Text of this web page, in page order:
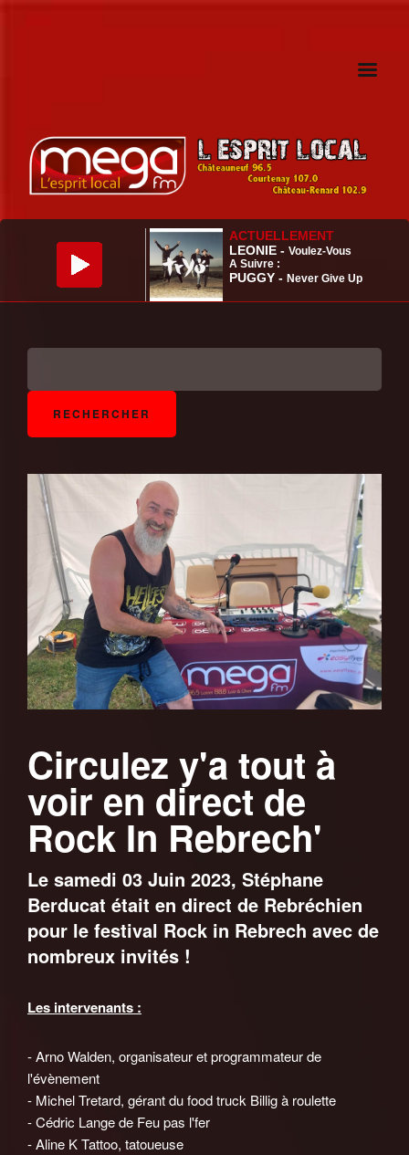
Circulez y'a tout à
voir en direct de
Rock In Rebrech'
Le samedi 03 Juin 2023, Stéphane
Berducat était en direct de Rebréchien
pour le festival Rock in Rebrech avec de
nombreux invités !
Les intervenants :
- Arno Walden, organisateur et programmateur de
l'évènement
- Michel Tretard, gérant du food truck Billig à roulette
- Cédric Lange de Feu pas l'fer
- Aline K Tattoo, tatoueuse